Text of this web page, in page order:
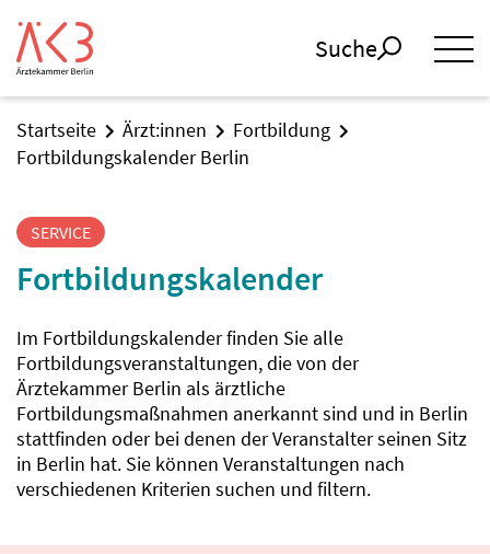
Suche
Startseite Ärzt:innen
Fortbildung
Fortbildungskalender Berlin
SERVICE
Fortbildungskalender
Im Fortbildungskalender finden Sie alle
Fortbildungsveranstaltungen, die von der
Ärztekammer Berlin als ärztliche
Fortbildungsmaßnahmen anerkannt sind und in Berlin
stattfinden oder bei denen der Veranstalter seinen Sitz
in Berlin hat. Sie können Veranstaltungen nach
verschiedenen Kriterien suchen und filtern.